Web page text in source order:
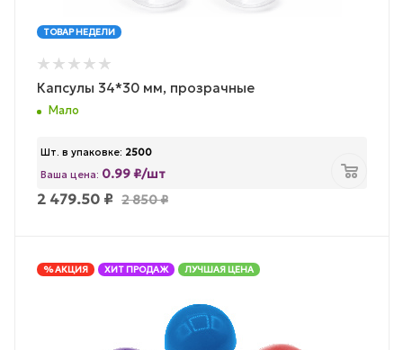
ТОВАР НЕДЕЛИ
Капсулы 34*30 мм, прозрачные
Мало
Шт. в упаковке: 2500
Ваша цена: 0.99 ₽/шт
2 479.50 ₽ 2 850₽
% АКЦИЯ ХИТ ПРОДАЖ ЛУЧШАЯ ЦЕНА